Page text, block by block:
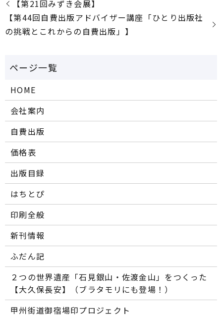
【第21回みずき会展】
【第44回自費出版アドバイザー講座「ひとり出版社
の挑戦とこれからの自費出版」】
HOME
会社案内
自費出版
価格表
出版目録
はちとぴ
印刷全般
新刊情報
ふだん記
２つの世界遺産「石見銀山・佐渡金山」をつくった
【大久保長安】（ブラタモリにも登場！）
甲州街道御宿場印プロジェクト